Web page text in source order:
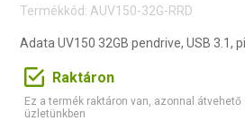
Termékkód: AUV150-32G-RRD
Adata UV150 32GB pendrive, USB 3.1,
Raktáron
Ez a termék raktáron van, azonnal
üzletünkben